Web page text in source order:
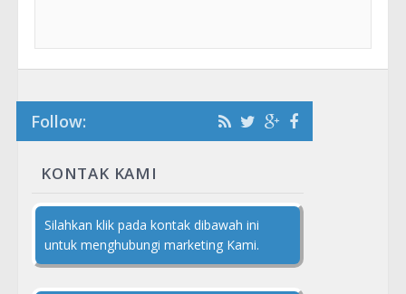
Follow:
KONTAK KAMI
Silahkan klik pada kontak dibawah ini
untuk menghubungi marketing Kami.